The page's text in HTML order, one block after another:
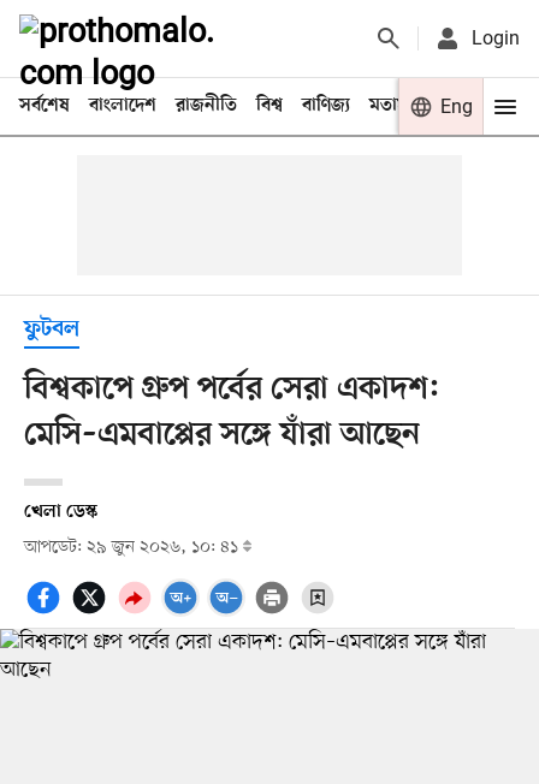
Login
সর্বশেষ বাংলাদেশ রাজনীতি বিশ্ব বাণিজ্য মতামত খেলা
Eng
ফুটবল
বিশ্বকাপে গ্রুপ পর্বের সেরা একাদশ:
মেসি–এমবাপ্পের সঙ্গে যাঁরা আছেন
খেলা ডেস্ক
আপডেট: ২৯ জুন ২০২৬, ১০: ৪১